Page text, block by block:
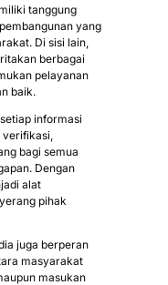
tanggung
yang
Di sisi lain,
berbagai
pelayanan
baik.
informasi
verifikasi,
bagi semua
Dengan
alat
pihak
juga berperan
masyarakat
masukan